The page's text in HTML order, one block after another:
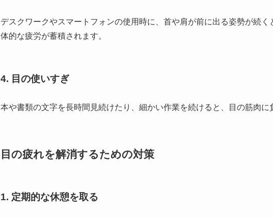
デスクワークやスマートフォンの使用時に、首や肩が前に出る姿勢が続
体的な疲労が蓄積されます。
4. 目の使いすぎ
本や書類の文字を長時間見続けたり、細かい作業を続けると、目の筋肉に
目の疲れを解消するための対策
1. 定期的な休憩を取る